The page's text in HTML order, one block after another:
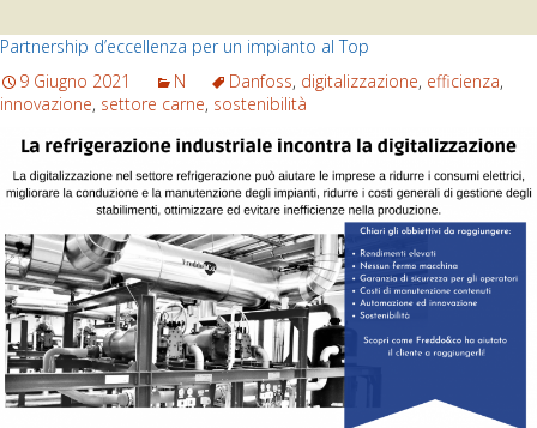
Partnership d’eccellenza per un impianto al Top
9 Giugno 2021
N Danfoss, digitalizzazione, efficienza,
innovazione, settore carne, sostenibilità